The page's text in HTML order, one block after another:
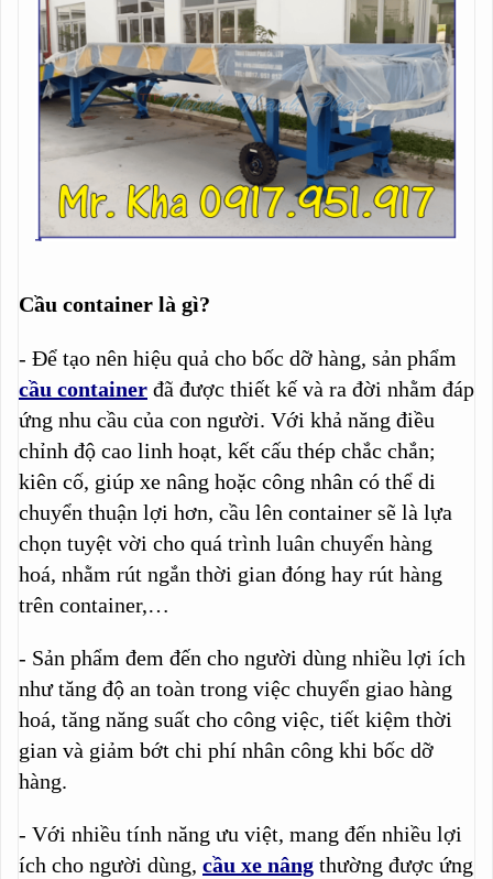
Cầu container là gì?
- Để tạo nên hiệu quả cho bốc dỡ hàng, sản phẩm
cầu container đã được thiết kế và ra đời nhằm đáp
ứng nhu cầu của con người. Với khả năng điều
chỉnh độ cao linh hoạt, kết cấu thép chắc chắn;
kiên cố, giúp xe nâng hoặc công nhân có thể di
chuyển thuận lợi hơn, cầu lên container sẽ là lựa
chọn tuyệt vời cho quá trình luân chuyển hàng
hoá, nhằm rút ngắn thời gian đóng hay rút hàng
trên container,…
- Sản phẩm đem đến cho người dùng nhiều lợi ích
như tăng độ an toàn trong việc chuyển giao hàng
hoá, tăng năng suất cho công việc, tiết kiệm thời
gian và giảm bớt chi phí nhân công khi bốc dỡ
hàng.
- Với nhiều tính năng ưu việt, mang đến nhiều lợi
ích cho người dùng, cầu xe nâng thường được ứng